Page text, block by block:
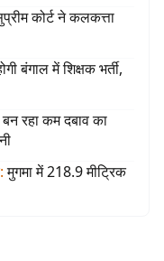
कोर्ट ने कलकत्ता
बंगाल में शिक्षक भर्ती,
रहा कम दबाव का
: मुगमा में 218.9 मीट्रिक